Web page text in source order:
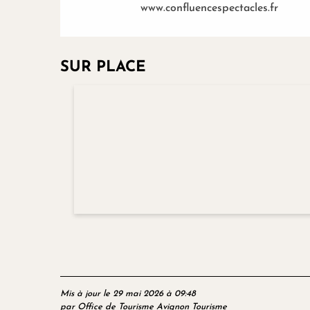
www.confluencespectacles.fr
SUR PLACE
Mis à jour le 29 mai 2026 à 09:48
par Office de Tourisme Avignon Tourisme